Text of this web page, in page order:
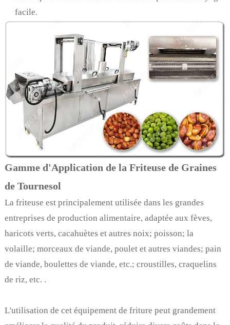
facile.
Gamme d'Application de la Friteuse de Graines
de Tournesol
La friteuse est principalement utilisée dans les grandes
entreprises de production alimentaire, adaptée aux fèves,
haricots verts, cacahuètes et autres noix; poisson; la
volaille; morceaux de viande, poulet et autres viandes; pain
de viande, boulettes de viande, etc.; croustilles, craquelins
de riz, etc. .
L'utilisation de cet équipement de friture peut grandement